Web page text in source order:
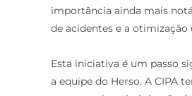
importância ainda mais
de acidentes e a otimização
Esta iniciativa é um passo
a equipe do Herso. A CIPA